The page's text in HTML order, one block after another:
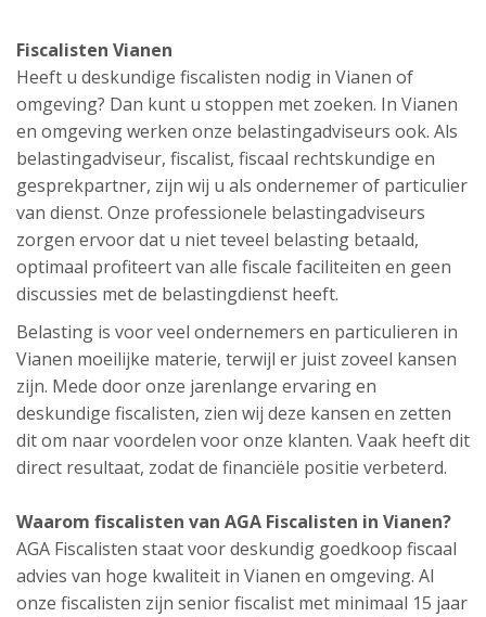
Fiscalisten Vianen
Heeft u deskundige fiscalisten nodig in Vianen of
omgeving? Dan kunt u stoppen met zoeken. In Vianen
en omgeving werken onze belastingadviseurs ook. Als
belastingadviseur, fiscalist, fiscaal rechtskundige en
gesprekpartner, zijn wij u als ondernemer of particulier
van dienst. Onze professionele belastingadviseurs
zorgen ervoor dat u niet teveel belasting betaald,
optimaal profiteert van alle fiscale faciliteiten en geen
discussies met de belastingdienst heeft.
Belasting is voor veel ondernemers en particulieren in
Vianen moeilijke materie, terwijl er juist zoveel kansen
zijn. Mede door onze jarenlange ervaring en
deskundige fiscalisten, zien wij deze kansen en zetten
dit om naar voordelen voor onze klanten. Vaak heeft dit
direct resultaat, zodat de financiële positie verbeterd.
Waarom fiscalisten van AGA Fiscalisten in Vianen?
AGA Fiscalisten staat voor deskundig goedkoop fiscaal
advies van hoge kwaliteit in Vianen en omgeving. Al
onze fiscalisten zijn senior fiscalist met minimaal 15 jaar